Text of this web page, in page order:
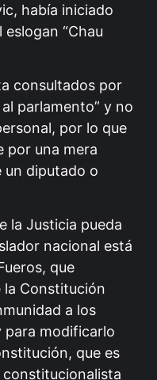
había iniciado
“Chau
consultados por
parlamento” y no
por lo que
por una mera
un diputado o
la Justicia pueda
nacional está
que
la Constitución
a los
para modificarlo
que es
constitucionalista